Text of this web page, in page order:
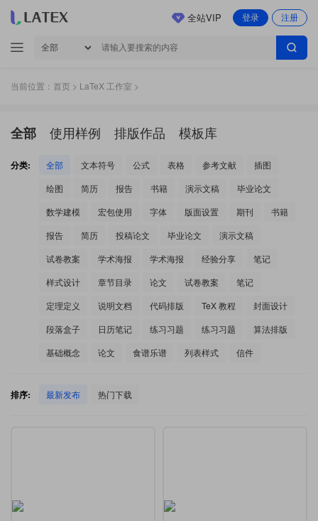
登录 注册
全站VIP
当前位置： 首页 > LaTeX 工作室 >
全部 使用样例 排版作品 模板库
分类: 全部 文本符号 公式 表格 参考文献
插图
绘图
简历 报告 书籍 演示文稿
毕业论文
数学建模
宏包使用 字体 版面设置 期刊
书籍
报告
简历 投稿论文 毕业论文
演示文稿
试卷教案
学术海报 学术海报 经验分享
笔记
样式设计
章节目录 论文 试卷教案
笔记
定理定义
说明文档 代码排版 TeX 教程
封面设计
段落盒子
日历笔记 练习习题 练习习题
算法排版
基础概念
论文 食谱乐谱 列表样式 信件
排序: 最新发布 热门下载